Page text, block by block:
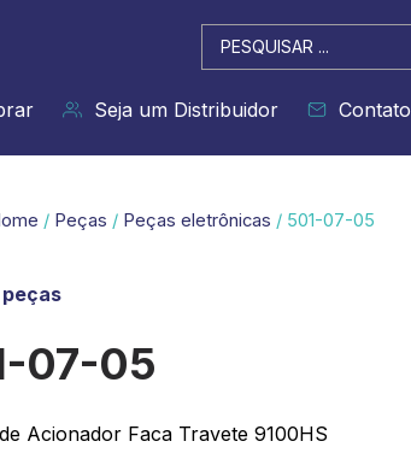
Pesquisar
...
Seja um Distribuidor Contato
/ Peças / Peças eletrônicas / 501-07-05
07-05
Acionador Faca Travete 9100HS